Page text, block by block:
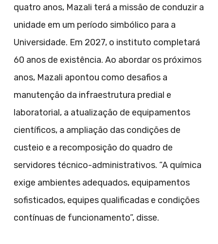
quatro anos, Mazali terá a missão de conduzir a
unidade em um período simbólico para a
Universidade. Em 2027, o instituto completará
60 anos de existência. Ao abordar os próximos
anos, Mazali apontou como desafios a
manutenção da infraestrutura predial e
laboratorial, a atualização de equipamentos
científicos, a ampliação das condições de
custeio e a recomposição do quadro de
servidores técnico-administrativos. “A química
exige ambientes adequados, equipamentos
sofisticados, equipes qualificadas e condições
contínuas de funcionamento”, disse.